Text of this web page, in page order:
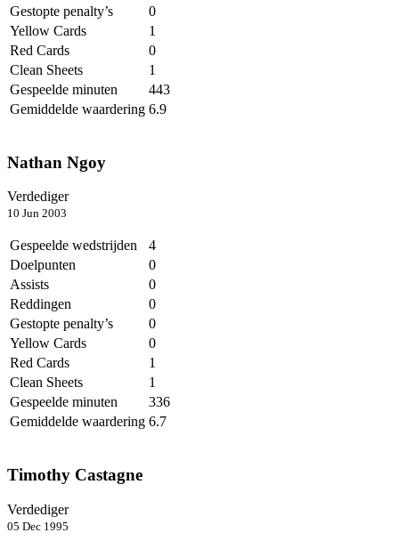
Gestopte penalty’s
0
Yellow Cards
1
Red Cards
0
Clean Sheets
1
Gespeelde minuten
443
Gemiddelde waardering 6.9
Nathan Ngoy
Verdediger
10 Jun 2003
Gespeelde wedstrijden
4
Doelpunten
0
Assists
0
Reddingen
0
Gestopte penalty’s
0
Yellow Cards
0
Red Cards
1
Clean Sheets
1
Gespeelde minuten
336
Gemiddelde waardering 6.7
Timothy Castagne
Verdediger
05 Dec 1995